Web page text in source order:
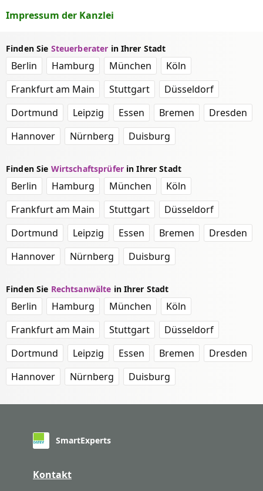
Impressum der Kanzlei
Finden Sie Steuerberater in Ihrer Stadt
Berlin Hamburg München
Köln
Frankfurt am Main
Stuttgart
Düsseldorf
Dortmund
Leipzig Essen Bremen
Dresden
Hannover
Nürnberg Duisburg
Finden Sie Wirtschaftsprüferin Ihrer Stadt
Berlin Hamburg München
Köln
Frankfurt am Main
Stuttgart
Düsseldorf
Dortmund
Leipzig Essen Bremen
Dresden
Hannover
Nürnberg Duisburg
Finden Sie Rechtsanwälte in Ihrer Stadt
Berlin Hamburg München
Köln
Frankfurt am Main
Stuttgart
Düsseldorf
Dortmund
Leipzig Essen Bremen
Dresden
Hannover
Nürnberg Duisburg
SmartExperts
Kontakt